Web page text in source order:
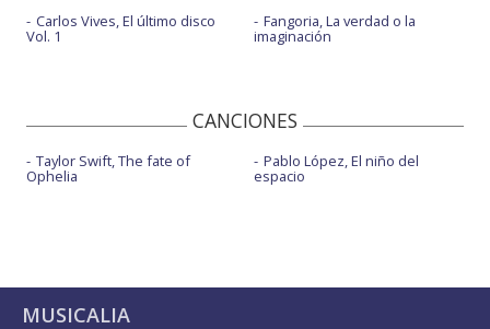
Carlos Vives, El último disco
Vol. 1
Fangoria, La verdad o la
imaginación
CANCIONES
Taylor Swift, The fate of
Ophelia
Pablo López, El niño del
espacio
MUSICALIA